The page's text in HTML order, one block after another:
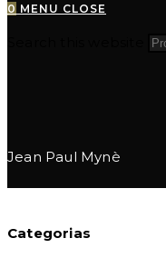
0 MENU CLOSE
Jean Paul Mynè
Categorias